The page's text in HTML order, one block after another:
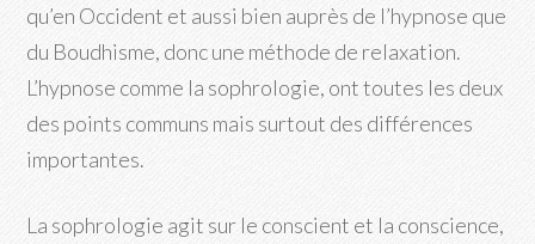
qu’en Occident et aussi bien auprès de l’hypnose que
du Boudhisme, donc une méthode de relaxation.
L’hypnose comme la sophrologie, ont toutes les deux
des points communs mais surtout des différences
importantes.
La sophrologie agit sur le conscient et la conscience,